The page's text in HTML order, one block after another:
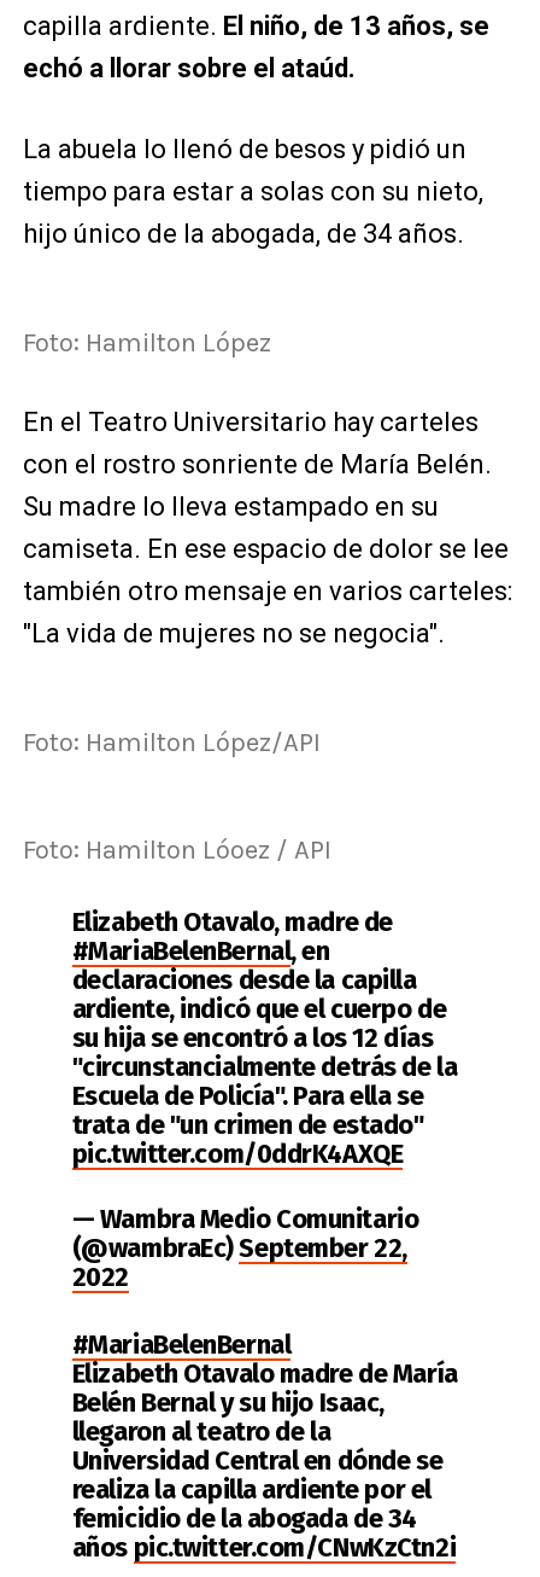
capilla ardiente. El niño, de 13 años, se
echó a llorar sobre el ataúd.
La abuela lo llenó de besos y pidió un
tiempo para estar a solas con su nieto,
hijo único de la abogada, de 34 años.
Foto: Hamilton López
En el Teatro Universitario hay carteles
con el rostro sonriente de María Belén.
Su madre lo lleva estampado en su
camiseta. En ese espacio de dolor se lee
también otro mensaje en varios carteles:
"La vida de mujeres no se negocia".
Foto: Hamilton López/API
Foto: Hamilton Lóoez / API
Elizabeth Otavalo, madre de
#MariaBelenBernal, en
declaraciones desde la capilla
ardiente, indicó que el cuerpo de
su hija se encontró a los 12 días
"circunstancialmente detrás de la
Escuela de Policía". Para ella se
trata de "un crimen de estado"
pic.twitter.com/0ddrK4AXQE
— Wambra Medio Comunitarioᅠ
(@wambraEc)September 22,
2022
#MariaBelenBernal
Elizabeth Otavalo madre de María
Belén Bernal y su hijo Isaac,
llegaron al teatro de la
Universidad Central en dónde se
realiza la capilla ardiente por el
femicidio de la abogada de 34
años pic.twitter.com/CNwKzCtn2i